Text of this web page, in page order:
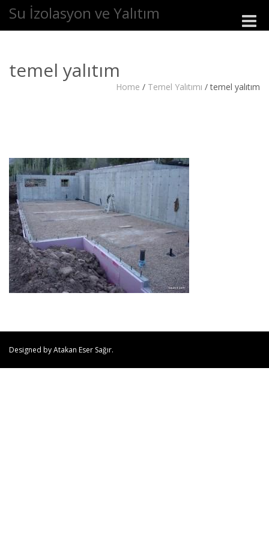
Su İzolasyon ve Yalıtım
Toggle
temel yalıtım
Home / Temel Yalıtımı / temel yalıtım
Designed by Atakan Eser Sağır.